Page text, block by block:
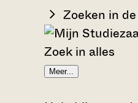
Zoeken in
Zoek in alles
Meer...